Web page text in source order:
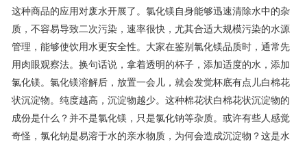
这种商品的应用对废水开展了。氯化镁自身能够迅速清除水中的杂
质，不容易导致二次污染，速率很快，尤其合适大规模污染的水源
管理，能够使饮用水更安全性。大家在鉴别氯化镁品质时，通常先
用肉眼观察法。换句话说，拿着透明的杯子，添加适度的水，添加
氯化镁。氯化镁溶解后，放置一会儿，就会发觉杯底有点儿白棉花
状沉淀物。纯度越高，沉淀物越少。这种棉花状白棉花状沉淀物的
成份是什么？并不是氯化镁，只是氯化钠等杂质。或许有些人感觉
奇怪，氯化钠是易溶于水的亲水物质，为何会造成沉淀物？这是水